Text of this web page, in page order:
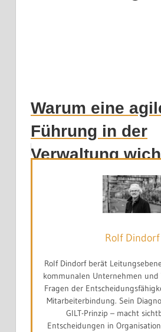
Warum eine
Führung in der
Verwaltung
Rolf Dindorf
Rolf Dindorf berät
kommunalen Unternehmen
Fragen der
Mitarbeiterbindung. Sein
GILT-Prinzip – macht
Entscheidungen in